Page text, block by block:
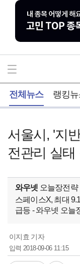
전체뉴스 랭킹
서울시, '지
전관리 실태
와우넷 오늘장전략
스페이스X, 최대
급등 - 와우넷 오늘
이지효 기자
입력2018-09-06 11:15